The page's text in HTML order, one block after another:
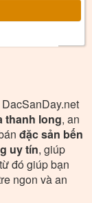
thanh long, an
đặc sản bến
uy tín, giúp
đó giúp bạn
ngon và an